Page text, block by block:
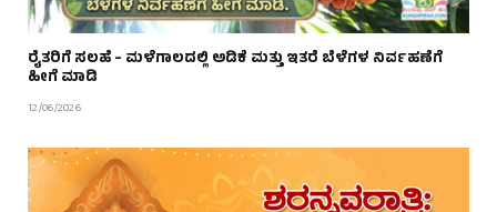
ರೈತರಿಗೆ ಸಲಹೆ – ಮಳೆಗಾಲದಲ್ಲಿ ಅಡಿಕೆ ಮತ್ತು ಇತರೆ ಬೆಳೆಗಳ ನಿರ್ವಹಣೆಗೆ
ಹೀಗೆ ಮಾಡಿ
12/06/2026